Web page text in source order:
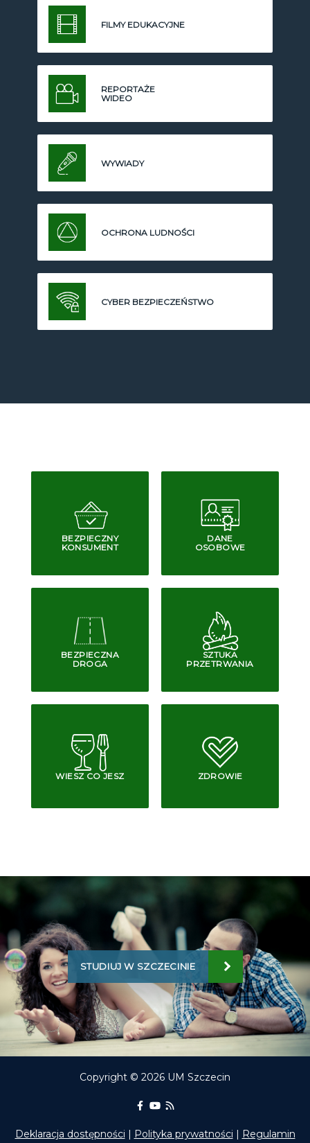
FILMY EDUKACYJNE
REPORTAŻE
WIDEO
WYWIADY
OCHRONA LUDNOŚCI
CYBER BEZPIECZEŃSTWO
BEZPIECZNY
KONSUMENT
DANE
OSOBOWE
BEZPIECZNA
DROGA
SZTUKA
PRZETRWANIA
WIESZ CO JESZ ZDROWIE
STUDIUJ W SZCZECINIE
Copyright © 2026 UM Szczecin
Portal Edukacyjny na Facebooku
kanał Youtube Portalu
Deklaracja dostępności | Polityka prywatności | Regulamin